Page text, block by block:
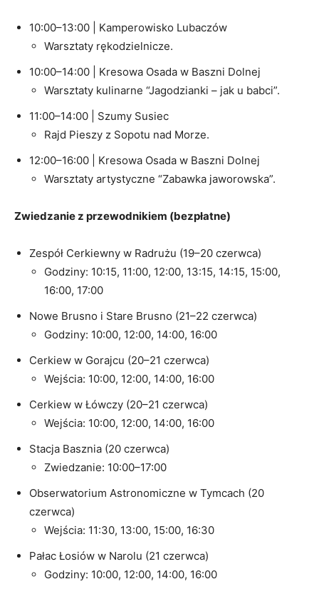
10:00–13:00 | Kamperowisko Lubaczów
Warsztaty rękodzielnicze.
10:00–14:00 | Kresowa Osada w Baszni Dolnej
Warsztaty kulinarne “Jagodzianki – jak u babci”.
11:00–14:00 | Szumy Susiec
Rajd Pieszy z Sopotu nad Morze.
12:00–16:00 | Kresowa Osada w Baszni Dolnej
Warsztaty artystyczne “Zabawka jaworowska”.
Zwiedzanie z przewodnikiem (bezpłatne)
Zespół Cerkiewny w Radrużu (19–20 czerwca)
Godziny: 10:15, 11:00, 12:00, 13:15, 14:15, 15:00,
16:00, 17:00
Nowe Brusno i Stare Brusno (21–22 czerwca)
Godziny: 10:00, 12:00, 14:00, 16:00
Cerkiew w Gorajcu (20–21 czerwca)
Wejścia: 10:00, 12:00, 14:00, 16:00
Cerkiew w Łówczy (20–21 czerwca)
Wejścia: 10:00, 12:00, 14:00, 16:00
Stacja Basznia (20 czerwca)
Zwiedzanie: 10:00–17:00
Obserwatorium Astronomiczne w Tymcach (20
czerwca)
Wejścia: 11:30, 13:00, 15:00, 16:30
Pałac Łosiów w Narolu (21 czerwca)
Godziny: 10:00, 12:00, 14:00, 16:00